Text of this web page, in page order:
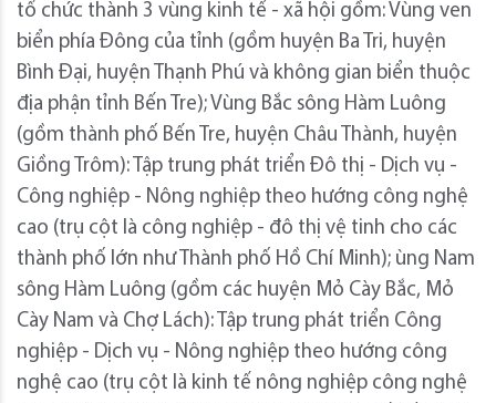
tổ chức thành 3 vùng kinh tế - xã hội gồm: Vùng ven
biển phía Đông của tỉnh (gồm huyện Ba Tri, huyện
Bình Đại, huyện Thạnh Phú và không gian biển thuộc
địa phận tỉnh Bến Tre); Vùng Bắc sông Hàm Luông
(gồm thành phố Bến Tre, huyện Châu Thành, huyện
Giồng Trôm): Tập trung phát triển Đô thị - Dịch vụ -
Công nghiệp - Nông nghiệp theo hướng công nghệ
cao (trụ cột là công nghiệp - đô thị vệ tinh cho các
thành phố lớn như Thành phố Hồ Chí Minh); ùng Nam
sông Hàm Luông (gồm các huyện Mỏ Cày Bắc, Mỏ
Cày Nam và Chợ Lách): Tập trung phát triển Công
nghiệp - Dịch vụ - Nông nghiệp theo hướng công
nghệ cao (trụ cột là kinh tế nông nghiệp công nghệ